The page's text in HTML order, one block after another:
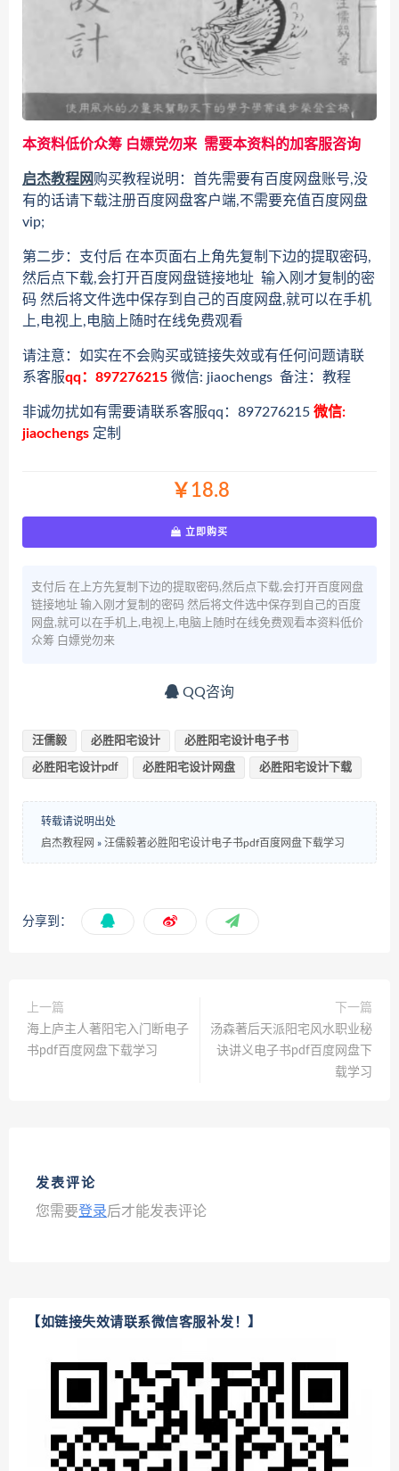
本资料低价众筹 白嫖党勿来 需要本资料的加客服咨询
启杰教程网购买教程说明：首先需要有百度网盘账号,没
有的话请下载注册百度网盘客户端,不需要充值百度网盘
vip;
第二步：支付后 在本页面右上角先复制下边的提取密码,
然后点下载,会打开百度网盘链接地址 输入刚才复制的密
码 然后将文件选中保存到自己的百度网盘,就可以在手机
上,电视上,电脑上随时在线免费观看
请注意：如实在不会购买或链接失效或有任何问题请联
系客服qq：897276215 微信: jiaochengs 备注：教程
非诚勿扰如有需要请联系客服qq：897276215 微信:
jiaochengs 定制
￥18.8
立即购买
支付后 在上方先复制下边的提取密码,然后点下载,会打开百度网盘
链接地址 输入刚才复制的密码 然后将文件选中保存到自己的百度
网盘,就可以在手机上,电视上,电脑上随时在线免费观看本资料低价
众筹 白嫖党勿来
QQ咨询
汪儒毅 必胜阳宅设计 必胜阳宅设计电子书
必胜阳宅设计pdf 必胜阳宅设计网盘 必胜阳宅设计下载
转载请说明出处
启杰教程网 » 汪儒毅著必胜阳宅设计电子书pdf百度网盘下载学习
分享到：
上一篇
海上庐主人著阳宅入门断电子
书pdf百度网盘下载学习
下一篇
汤森著后天派阳宅风水职业秘
诀讲义电子书pdf百度网盘下
载学习
发表评论
您需要登录后才能发表评论
【如链接失效请联系微信客服补发！】